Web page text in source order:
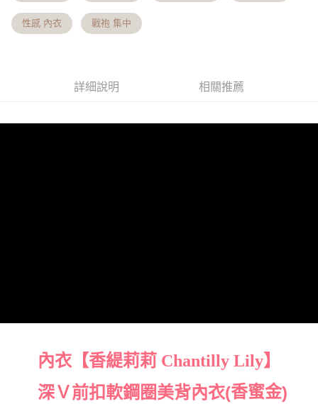
３．未成年的使用者請事先徵得法定代理人或監護人之同意方可使用
「AFTEE先享後付」，若未經同意申辦者引起之損失，本公司不負相關責
請求用戶進行身份認證。
付款後7-11取貨 約3~5天到貨，實際出貨依照配送狀態為主。
※國定假日將順延
宅配出貨 約3~5天到貨，實際出貨依照配送狀態為主。※國定假日
性感 內衣 戰袍 集中
詳細說明 相關推薦
內衣【香緹莉莉 Chantilly Lily】
深Ｖ前扣軟鋼圈美背內衣(香蜜金)